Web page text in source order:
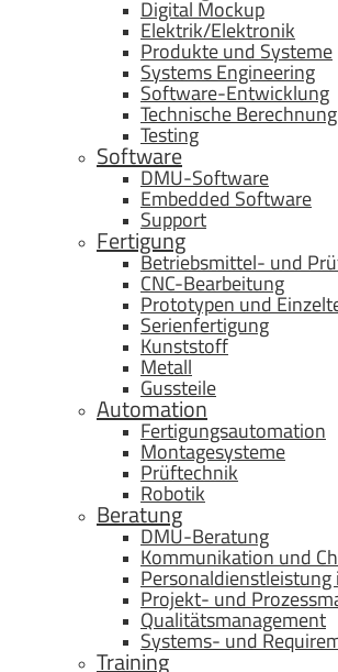
Digital Mockup
Elektrik/Elektronik
Produkte und Systeme
Systems Engineering
Software-Entwicklung
Technische Berechnung
Testing
Software
DMU-Software
Embedded Software
Support
Fertigung
Betriebsmittel- und
CNC-Bearbeitung
Prototypen und
Serienfertigung
Kunststoff
Metall
Gussteile
Automation
Fertigungsautomation
Montagesysteme
Prüftechnik
Robotik
Beratung
DMU-Beratung
Kommunikation und
Personaldienstleistung
Projekt- und
Qualitätsmanagement
Systems- und
Training